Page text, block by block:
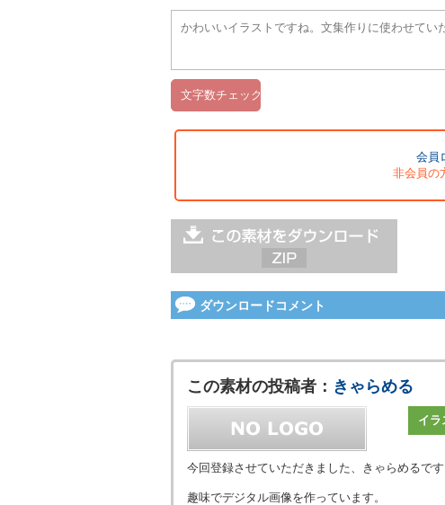
会員
非会員の
ダウンロードコメント
この素材の投稿者： きゃらめる
イラ
今回登録させていただきました、きゃらめるです
趣味でデジタル画像を作っています。